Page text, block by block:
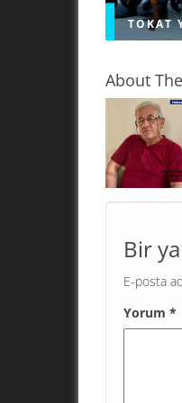
TOKAT
esiyor.
yöresel
About
Bir
E-posta
Yorum *